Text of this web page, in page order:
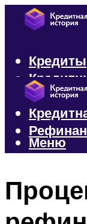
Кредиты
Меню